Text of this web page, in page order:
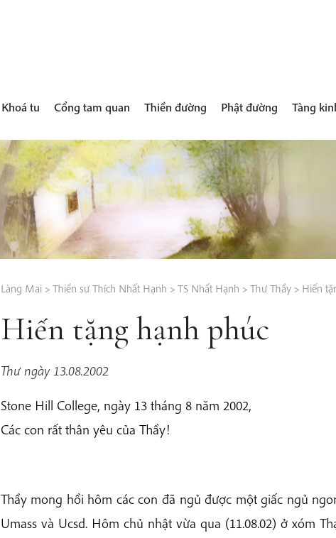
Khoá tu Cổng tam quan Thiền đường Phật đường Tàng
Làng Mai> Thiền sư Thích Nhất Hạnh > TS Nhất Hạnh > Thư Thầy> Hiến
Hiến tặng hạnh phúc
Thư ngày 13.08.2002
Stone Hill College, ngày 13 tháng 8 năm 2002,
Các con rất thân yêu của Thầy!
Thầy mong hồi hôm các con đã ngủ được một giấc ngủ
Umass và Ucsd. Hôm chủ nhật vừa qua (11.08.02) ở xóm